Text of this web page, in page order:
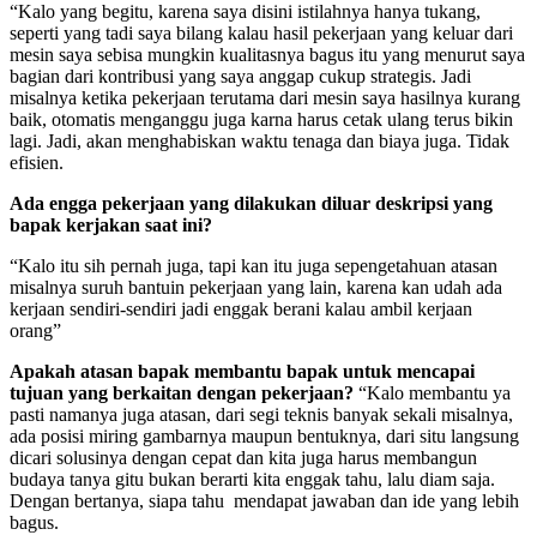
“Kalo yang begitu, karena saya disini istilahnya hanya tukang,
seperti yang tadi saya bilang kalau hasil pekerjaan yang keluar dari
mesin saya sebisa mungkin kualitasnya bagus itu yang menurut saya
bagian dari kontribusi yang saya anggap cukup strategis. Jadi
misalnya ketika pekerjaan terutama dari mesin saya hasilnya kurang
baik, otomatis menganggu juga karna harus cetak ulang terus bikin
lagi. Jadi, akan menghabiskan waktu tenaga dan biaya juga. Tidak
efisien.
Ada engga pekerjaan yang dilakukan diluar deskripsi yang
bapak kerjakan saat ini?
“Kalo itu sih pernah juga, tapi kan itu juga sepengetahuan atasan
misalnya suruh bantuin pekerjaan yang lain, karena kan udah ada
kerjaan sendiri-sendiri jadi enggak berani kalau ambil kerjaan
orang”
Apakah atasan bapak membantu bapak untuk mencapai
tujuan yang berkaitan dengan pekerjaan? “Kalo membantu ya
pasti namanya juga atasan, dari segi teknis banyak sekali misalnya,
ada posisi miring gambarnya maupun bentuknya, dari situ langsung
dicari solusinya dengan cepat dan kita juga harus membangun
budaya tanya gitu bukan berarti kita enggak tahu, lalu diam saja.
Dengan bertanya, siapa tahu mendapat jawaban dan ide yang lebih
bagus.